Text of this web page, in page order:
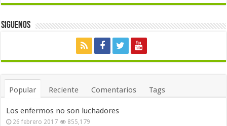
Siguenos
Popular Reciente Comentarios Tags
Los enfermos no son luchadores
26 febrero 2017 855,179